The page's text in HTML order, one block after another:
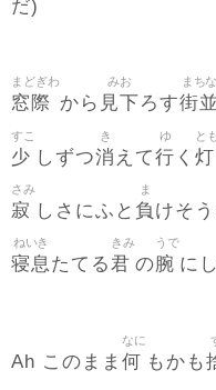
だ)
窓際
まどぎわ
から 見下
みお
ろす街並
まちな
少
すこ
しずつ消
き
えて行
ゆ
く 灯
と
寂
さみ
しさにふと 負
ま
けそ
寝息
ねいき
たてる君
きみ
の腕
うで
に
Ah このまま 何
なに
もかも